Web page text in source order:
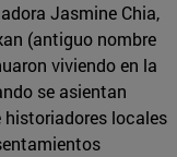
Jasmine Chia,
(antiguo nombre
viviendo en la
se asientan
locales